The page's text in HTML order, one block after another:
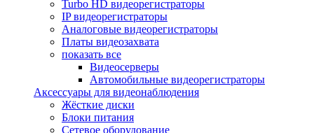
Turbo HD видеорегистраторы
IP видеорегистраторы
Аналоговые видеорегистраторы
Платы видеозахвата
показать все
Видеосерверы
Автомобильные видеорегистраторы
Аксессуары для видеонаблюдения
Жёсткие диски
Блоки питания
Сетевое оборудование